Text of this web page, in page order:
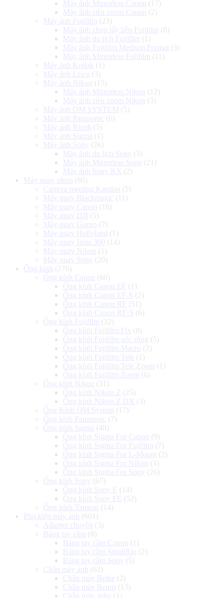
Máy ảnh Mirrorless Canon
(17)
Máy ảnh siêu zoom Canon
(2)
Máy ảnh Fujifilm (23)
Máy ảnh chụp lấy liền Fujifilm (8)
Máy ảnh du lịch Fujifilm (1)
Máy ảnh Fujifilm Medium Format (3)
Máy ảnh Mirrorless Fujifilm (11)
Máy ảnh Kodak (1)
Máy ảnh Leica (3)
Máy ảnh Nikon
(15)
Máy ảnh Mirrorless Nikon
(12)
Máy ảnh siêu zoom Nikon
(3)
Máy ảnh OM SYSTEM (5)
Máy ảnh Panasonic (6)
Máy ảnh Ricoh
(5)
Máy ảnh Sigma (1)
Máy ảnh Sony (26)
Máy ảnh du lịch Sony (3)
Máy ảnh Mirrorless Sony (21)
Máy ảnh Sony RX (2)
Máy quay phim (80)
Camera meeting Kandao (5)
Máy quay Blackmagic (11)
Máy quay Canon
(16)
Máy quay DJI (5)
Máy quay Gopro (7)
Máy quay Hollyland
(1)
Máy quay Insta 360 (14)
Máy quay Nikon
(1)
Máy quay Sony (20)
Ống kính
(276)
Ống kính Canon
(60)
Ống kính Canon EF
(1)
Ống kính Canon EF-S (2)
Ống kính Canon RF
(51)
Ống kính Canon RF-S (6)
Ống kính Fujifilm (32)
Ống kính Fujifilm Fix (8)
Ống kính Fujifilm góc rộng (5)
Ống kính Fujifilm Macro (2)
Ống kính Fujifilm Tele (1)
Ống kính Fujifilm Tele Zoom (1)
Ống kính Fujifilm Zoom (6)
Ống kính Nikon
(31)
Ống kính Nikon Z (25)
Ống kính Nikon Z DX (3)
Ống Kính OM System (17)
Ống kính Panasonic (7)
Ống kính Sigma (48)
Ống kính Sigma For Canon
(9)
Ống kính Sigma For Fujifilm (7)
Ống kính Sigma For L-Mount (2)
Ống kính Sigma For Nikon
(3)
Ống kính Sigma For Sony (26)
Ống kính Sony (67)
Ống kính Sony E
(14)
Ống kính Sony FE
(52)
Ống kính Tamron
(14)
Phụ kiện máy ảnh
(601)
Adapter chuyển
(3)
Báng tay cầm (8)
Báng tay cầm Canon
(1)
Báng tay cầm SmallRig (2)
Báng tay cầm Sony (5)
Chân máy ảnh
(62)
Chân máy Beike (2)
Chân máy Benro (13)
Chân máy Joby (1)